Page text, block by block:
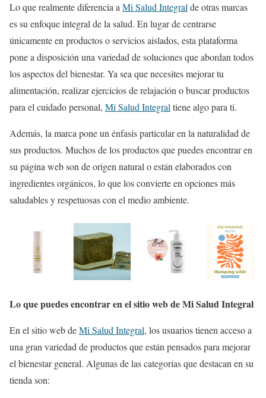
Lo que realmente diferencia a Mi Salud Integral de otras marcas
es su enfoque integral de la salud. En lugar de centrarse
únicamente en productos o servicios aislados, esta plataforma
pone a disposición una variedad de soluciones que abordan todos
los aspectos del bienestar. Ya sea que necesites mejorar tu
alimentación, realizar ejercicios de relajación o buscar productos
para el cuidado personal, Mi Salud Integral tiene algo para ti.
Además, la marca pone un énfasis particular en la naturalidad de
sus productos. Muchos de los productos que puedes encontrar en
su página web son de origen natural o están elaborados con
ingredientes orgánicos, lo que los convierte en opciones más
saludables y respetuosas con el medio ambiente.
Lo que puedes encontrar en el sitio web de Mi Salud Integral
En el sitio web deMi Salud Integral, los usuarios tienen acceso a
una gran variedad de productos que están pensados para mejorar
el bienestar general. Algunas de las categorías que destacan en su
tienda son: